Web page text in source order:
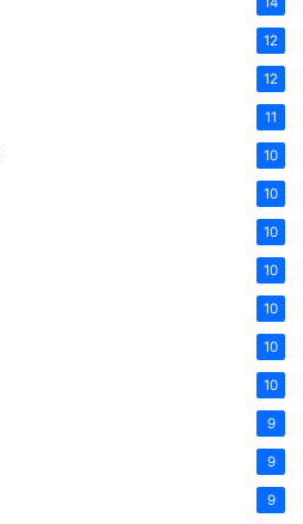
12
12
11
10
10
10
10
10
10
10
9
9
9